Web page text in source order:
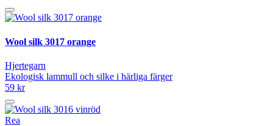
Wool silk 3017 orange
Hjertegarn
Ekologisk lammull och silke i härliga färger
59 kr
Rea